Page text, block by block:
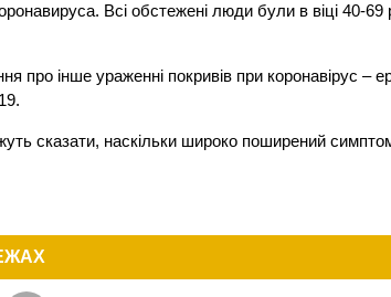
Всі обстежені люди були в віці 40-69
про інше ураженні покривів при коронавірус –
сказати, наскільки широко поширений